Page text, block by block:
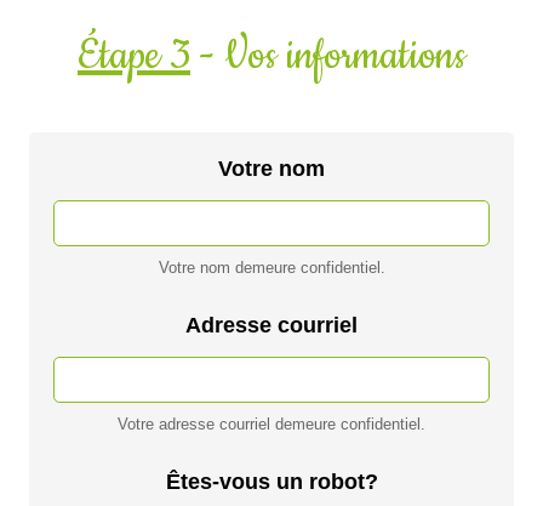
Étape 3- Vos informations
Votre nom
Votre nom demeure confidentiel.
Adresse courriel
Votre adresse courriel demeure confidentiel.
Êtes-vous un robot?